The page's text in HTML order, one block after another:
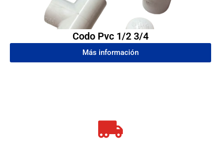
Codo Pvc 1/2 3/4
Más información